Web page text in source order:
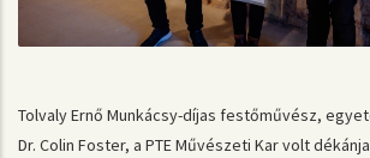
Tolvaly Ernő Munkácsy-díjas festőművész,
Dr. Colin Foster, a PTE Művészeti Kar volt